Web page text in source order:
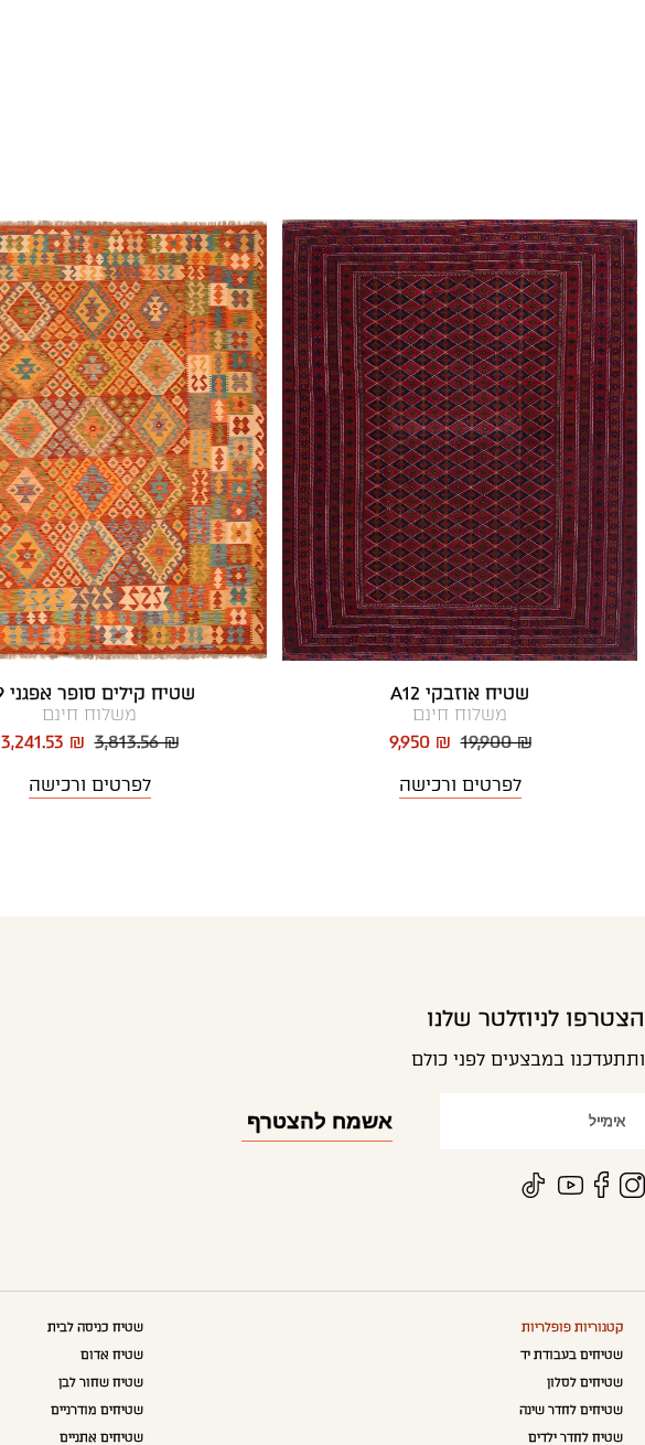
שטיח אוזבקי A12
משלוח חינם
19,900 ₪
9,950 ₪
לפרטים ורכישה
שטיח קילים סופר אפגני 09
משלוח חינם
3,813.56 ₪
3,241.53 ₪
לפרטים ורכישה
הצטרפו לניוזלטר שלנו
ותתעדכנו במבצעים לפני כולם
קטגוריות פופלריות
שטיחים בעבודת יד
שטיחים לסלון
שטיחים לחדר שינה
שטיח לחדר ילדים
שטיח כניסה לבית
שטיח אדום
שטיח שחור לבן
שטיחים מודרניים
שטיחים אתניים